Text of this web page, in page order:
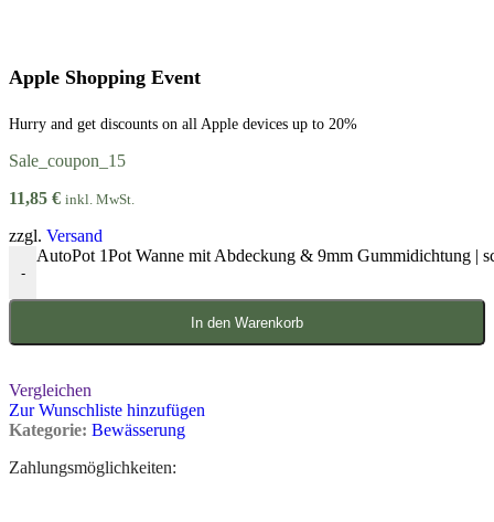
Apple Shopping Event
Hurry and get discounts on all Apple devices up to 20%
Sale_coupon_15
11,85 € inkl. MwSt.
zzgl. Versand
-
AutoPot 1Pot Wanne mit Abdeckung & 9mm Gummidichtung |
In den Warenkorb
Vergleichen
Zur Wunschliste hinzufügen
Kategorie: Bewässerung
Zahlungsmöglichkeiten: